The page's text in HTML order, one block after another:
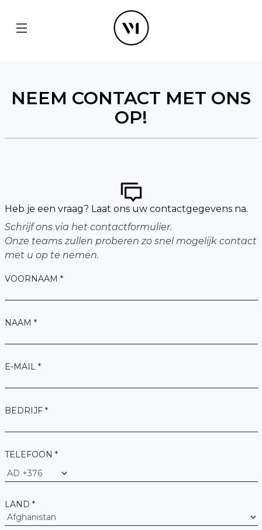
NEEM CONTACT MET ONS
OP!
Heb je een vraag? Laat ons uw contactgegevens na.
Schrijf ons via het contactformulier.
Onze teams zullen proberen zo snel mogelijk contact
met u op te nemen.
VOORNAAM *
NAAM *
E-MAIL *
BEDRIJF *
TELEFOON *
LAND *